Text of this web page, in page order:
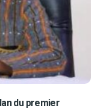
du premier